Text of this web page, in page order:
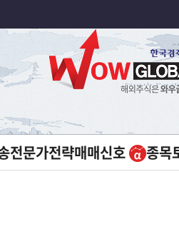
전문가전략매매신호 종목